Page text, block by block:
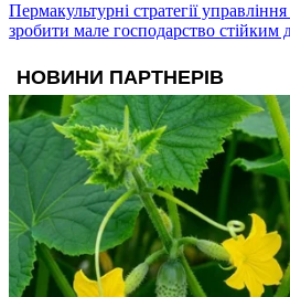
Пермакультурні стратегії
зробити мале господарство стійким